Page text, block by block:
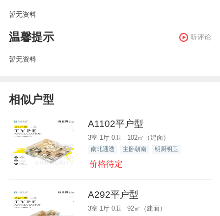
暂无资料
温馨提示 听评论
暂无资料
相似户型
A1102平户型
3室 1厅 0卫 102㎡（建面）
南北通透 主卧朝南 明厨明卫
价格待定
A292平户型
3室 1厅 0卫 92㎡（建面）